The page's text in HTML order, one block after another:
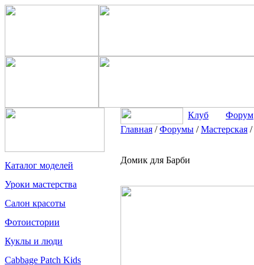
Каталог моделей
Уроки мастерства
Салон красоты
Фотоистории
Куклы и люди
Cabbage Patch Kids
Клуб Форум
Главная /Форумы /Мастерская /
Домик для Барби